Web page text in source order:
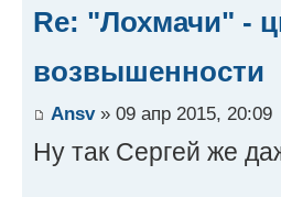
Re: "Лохмачи" -
возвышенности
Ansv» 09 апр 2015, 20:09
Ну так Сергей же